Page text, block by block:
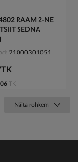
RAAM 2-NE
SEDNA
21000301051
TK
TK
Näita rohkem